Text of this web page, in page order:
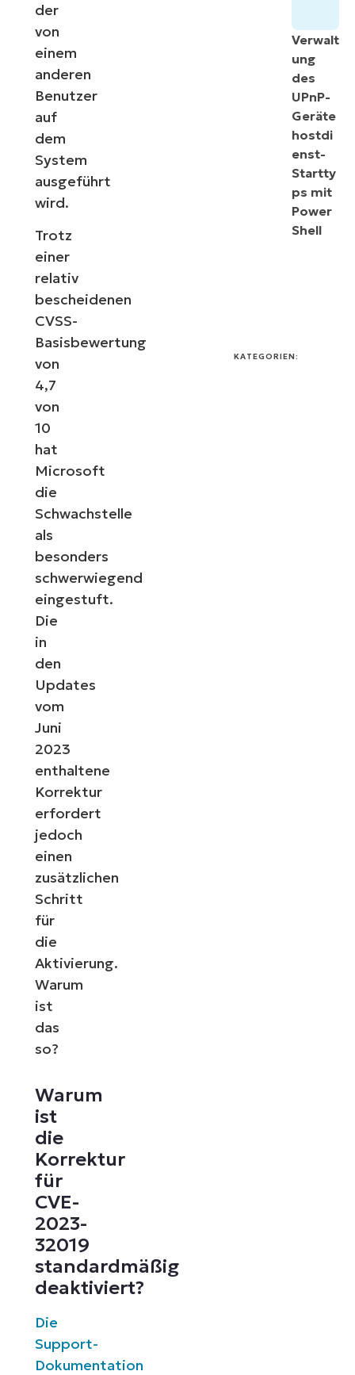
der
von
einem
anderen
Benutzer
auf
dem
System
ausgeführt
wird.
Trotz
einer
relativ
bescheidenen
CVSS-
Basisbewertung
von
4,7
von
10
hat
Microsoft
die
Schwachstelle
als
besonders
schwerwiegend
eingestuft.
Die
in
den
Updates
vom
Juni
2023
enthaltene
Korrektur
erfordert
jedoch
einen
zusätzlichen
Schritt
für
die
Aktivierung.
Warum
ist
das
so?
Warum
ist
die
Korrektur
für
CVE-
2023-
32019
standardmäßig
deaktiviert?
Die
Support-
Dokumentation
KATEGORIEN:
Verwalt
ung
des
UPnP-
Geräte
hostdi
enst-
Startty
ps mit
Power
Shell